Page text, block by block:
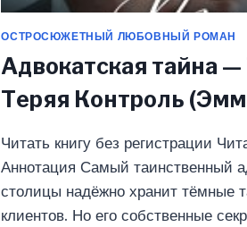
ОСТРОСЮЖЕТНЫЙ ЛЮБОВНЫЙ РОМАН
Адвокатская тайна
Теряя Контроль
Читать книгу без регистрации
Аннотация Самый таинственный
столицы надёжно хранит тёмные
клиентов. Но его собственные